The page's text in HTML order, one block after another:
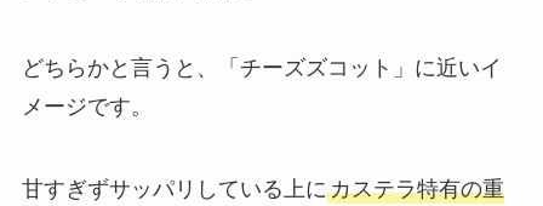
どちらかと言うと、「チーズズコット」に近いイ
メージです。
甘すぎずサッパリしている上にカステラ特有の重